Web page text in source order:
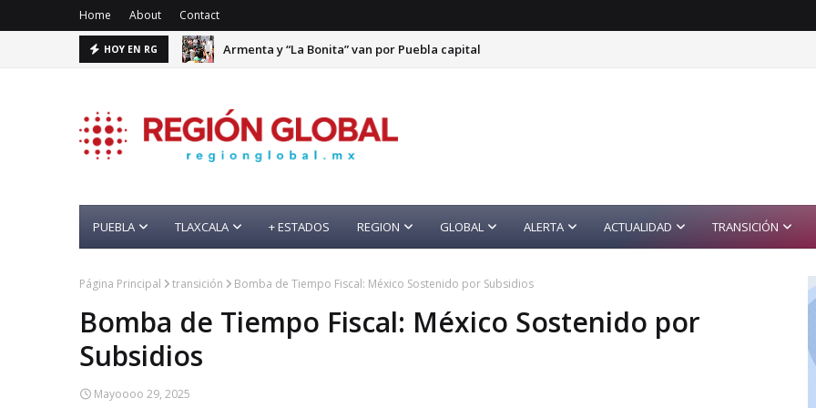
Home About Contact
HOY EN RG Armenta y “La Bonita” van por Puebla capital
PUEBLA TLAXCALA + ESTADOS REGION GLOBAL ALERTA ACTUALIDAD TRANSICIÓN
Página Principal transición Bomba de Tiempo Fiscal: México Sostenido por Subsidios
Bomba de Tiempo Fiscal: México Sostenido por
Subsidios
Mayoooo 29, 2025